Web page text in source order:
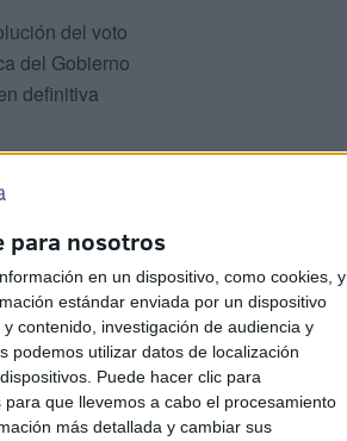
para nosotros
en un dispositivo, como cookies, y
estándar enviada por un dispositivo
contenido, investigación de audiencia y
podemos utilizar datos de localización
Puede hacer clic para
que llevemos a cabo el procesamiento
más detallada y cambiar sus
del voto
del Gobierno
definitiva
Petición
recientes los
electorado